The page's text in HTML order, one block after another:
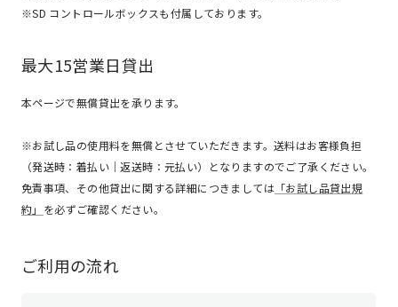
※SD コントロールボックスも付属しております。
最大15営業日貸出
本ページで無償貸出を承ります。
※お試し品の使用料を無償とさせていただきます。送料はお客様負担
（発送時：着払い｜返送時：元払い）となりますのでご了承ください。
免責事項、その他貸出に関する詳細につきましては 「お試し品貸出規
約」 を必ずご確認ください。
ご利用の流れ